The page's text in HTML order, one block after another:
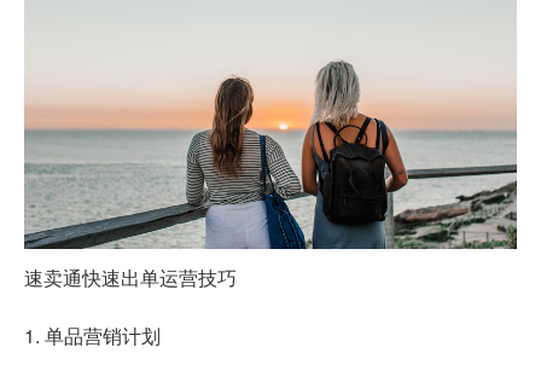
速卖通快速出单运营技巧
1. 单品营销计划